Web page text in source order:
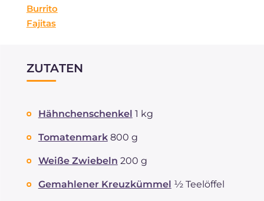
Burrito
Fajitas
ZUTATEN
Hähnchenschenkel 1 kg
Tomatenmark 800 g
Weiße Zwiebeln 200 g
Gemahlener Kreuzkümmel ½ Teelöffel